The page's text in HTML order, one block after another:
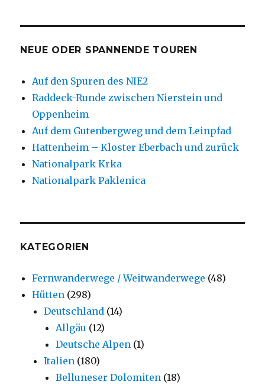
NEUE ODER SPANNENDE TOUREN
Auf den Spuren des NIE2
Raddeck-Runde zwischen Nierstein und
Oppenheim
Auf dem Gutenbergweg und dem Leinpfad
Hattenheim – Kloster Eberbach und zurück
Nationalpark Krka
Nationalpark Paklenica
KATEGORIEN
Fernwanderwege / Weitwanderwege (48)
Hütten (298)
Deutschland (14)
Allgäu (12)
Deutsche Alpen (1)
Italien (180)
Belluneser Dolomiten (18)